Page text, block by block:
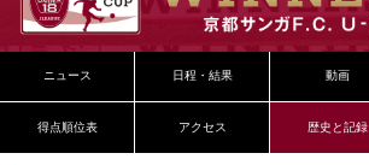
ニュース 日程・結果 動画
得点順位表 アクセス 歴史と記録